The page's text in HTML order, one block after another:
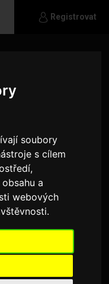
soubory
s cílem
a
webových
Registrovat